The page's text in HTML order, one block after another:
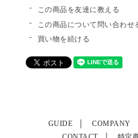
この商品を友達に教える
この商品について問い合わせ
買い物を続ける
GUIDE COMPANY